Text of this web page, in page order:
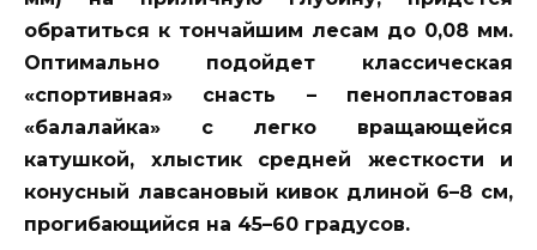
обратиться к тончайшим лесам до 0,08 мм.
Оптимально подойдет классическая
«спортивная» снасть – пенопластовая
«балалайка» с легко вращающейся
катушкой, хлыстик средней жесткости и
конусный лавсановый кивок длиной 6–8 см,
прогибающийся на 45–60 градусов.